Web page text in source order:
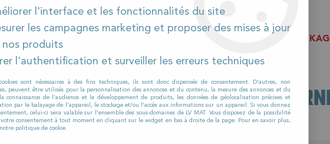
DÉTACHÉES
de nettoyage Nogent sur marne
DE NETTOYAGE NOGENT SUR
l'interface et les fonctionnalités du site
les campagnes marketing et proposer des mises à jour
nos produits
l'authentification et surveiller les erreurs techniques
sont nécessaires à des fins techniques, ils sont donc dispensés de consentement. D'autres, non
peuvent être utilisés pour la personnalisation des annonces et du contenu, la mesure des annonces et du
connaissance de l'audience et le développement de produits, les données de géolocalisation précises et
par le balayage de l'appareil, le stockage et/ou l'accès aux informations sur un appareil. Si vous donnez
celui-ci sera valable sur l’ensemble des sous-domaines de LV MAT. Vous disposez de la possibilité
consentement à tout moment en cliquant sur le widget en bas à droite de la page. Pour en savoir plus,
politique de cookie.